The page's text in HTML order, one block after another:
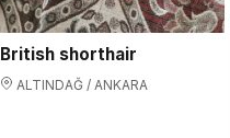
British shorthair
ALTINDAĞ / ANKARA